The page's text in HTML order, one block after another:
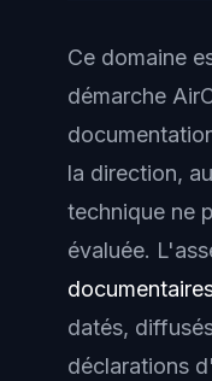
Ce domaine
démarche
la direction,
technique ne
évaluée.
datés,
déclarations